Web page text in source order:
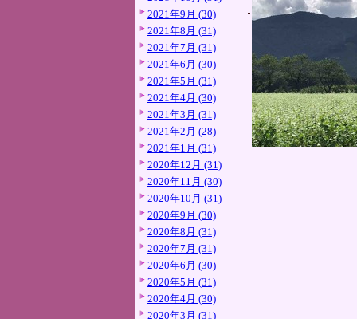
2021年9月 (30)
2021年8月 (31)
2021年7月 (31)
2021年6月 (30)
2021年5月 (31)
2021年4月 (30)
2021年3月 (31)
2021年2月 (28)
2021年1月 (31)
2020年12月 (31)
2020年11月 (30)
2020年10月 (31)
2020年9月 (30)
2020年8月 (31)
2020年7月 (31)
2020年6月 (30)
2020年5月 (31)
2020年4月 (30)
2020年3月 (31)